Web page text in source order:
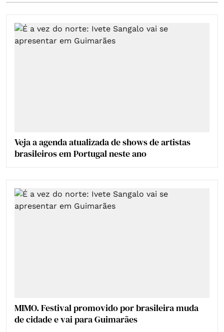
Veja a agenda atualizada de shows de artistas
brasileiros em Portugal neste ano
MIMO. Festival promovido por brasileira muda
de cidade e vai para Guimarães